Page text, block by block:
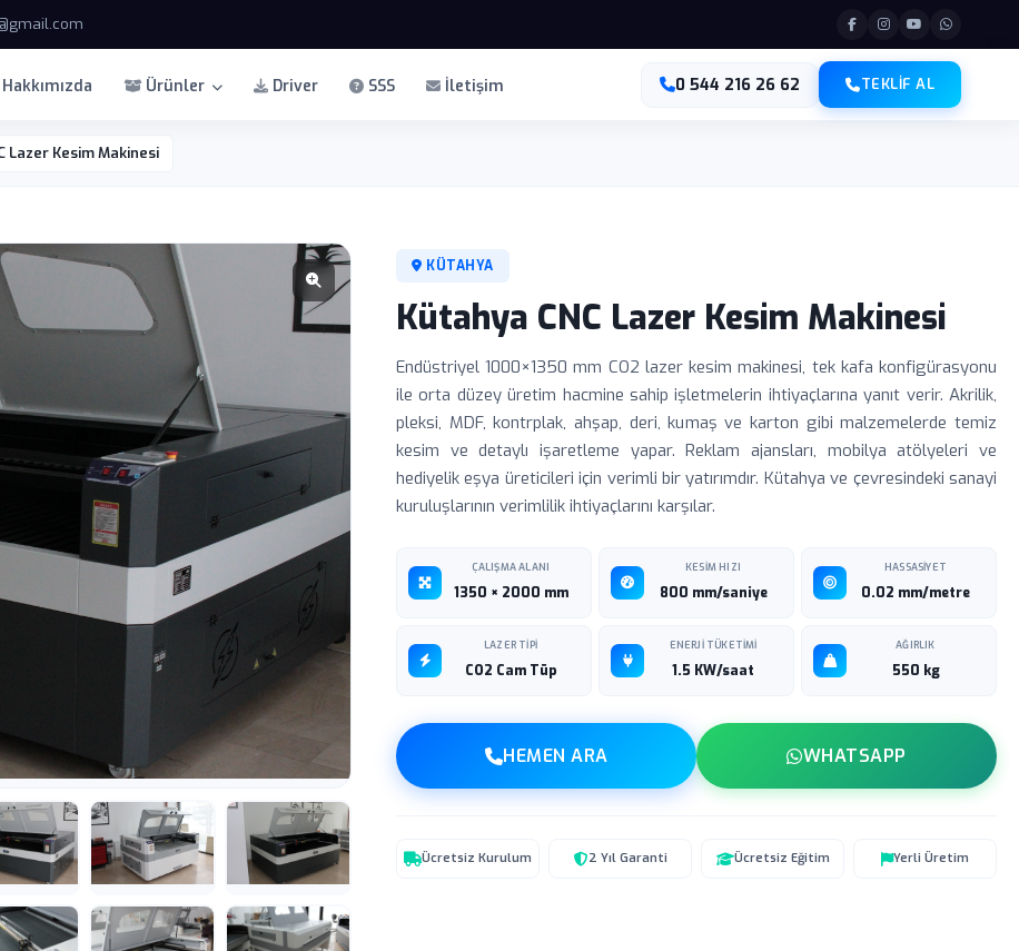
Hakkımızda Ürünler Driver SSS İletişim 0 544 216 26 62 TEKLIF AL
Lazer Kesim Makinesi
KÜTAHYA
Kütahya CNC Lazer Kesim Makinesi
Endüstriyel 1000×1350 mm CO2 lazer kesim makinesi, tek kafa konfigürasyonu
ile orta düzey üretim hacmine sahip işletmelerin ihtiyaçlarına yanıt verir. Akrilik,
pleksi, MDF, kontrplak, ahşap, deri, kumaş ve karton gibi malzemelerde temiz
kesim ve detaylı işaretleme yapar. Reklam ajansları, mobilya atölyeleri ve
hediyelik eşya üreticileri için verimli bir yatırımdır. Kütahya ve çevresindeki sanayi
kuruluşlarının verimlilik ihtiyaçlarını karşılar.
ÇALIŞMA ALANI
1350 × 2000 mm
KESIM HIZI
800 mm/saniye
HASSASIYET
0.02 mm/metre
LAZER TIPI
CO2 Cam Tüp
ENERJI TÜKETIMI
1.5 KW/saat
AĞIRLIK
550 kg
HEMEN ARA WHATSAPP
Ücretsiz Kurulum 2 Yıl Garanti Ücretsiz Eğitim Yerli Üretim